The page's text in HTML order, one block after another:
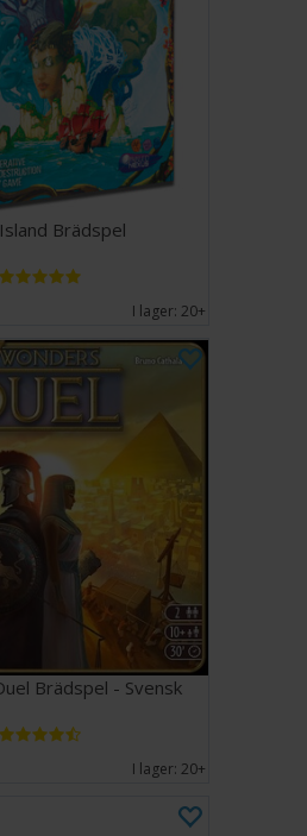
Brädspel
I lager:20+
Brädspel - Svensk
I lager:20+